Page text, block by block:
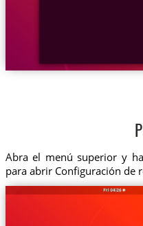
Abra el menú superior y
para abrir Configuración de